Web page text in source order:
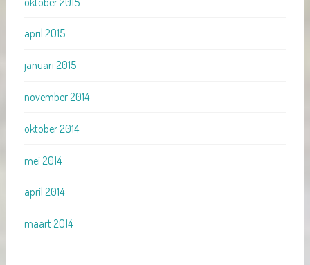
april 2015
januari 2015
november 2014
oktober 2014
mei 2014
april 2014
maart 2014